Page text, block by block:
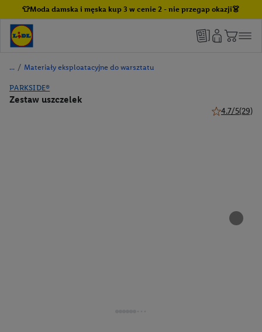
👕Moda damska i męska kup 3 w cenie 2 - nie przegap okazji👗
/ Materiały eksploatacyjne do warsztatu
PARKSIDE®
Zestaw uszczelek
4.7/5(29)